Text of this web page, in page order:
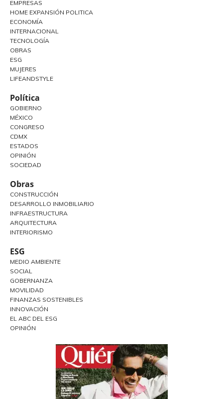
EMPRESAS
HOME EXPANSIÓN POLITICA
ECONOMÍA
INTERNACIONAL
TECNOLOGÍA
OBRAS
ESG
MUJERES
LIFEANDSTYLE
Política
GOBIERNO
MÉXICO
CONGRESO
CDMX
ESTADOS
OPINIÓN
SOCIEDAD
Obras
CONSTRUCCIÓN
DESARROLLO INMOBILIARIO
INFRAESTRUCTURA
ARQUITECTURA
INTERIORISMO
ESG
MEDIO AMBIENTE
SOCIAL
GOBERNANZA
MOVILIDAD
FINANZAS SOSTENIBLES
INNOVACIÓN
EL ABC DEL ESG
OPINIÓN